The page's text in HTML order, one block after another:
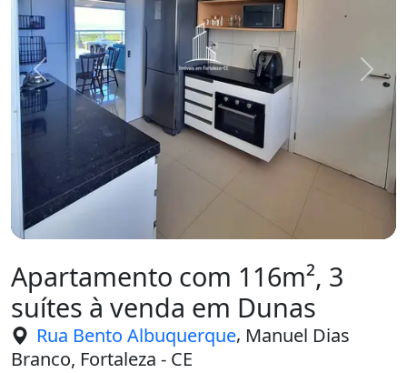
Voltar
Apartamento com 116m², 3
suítes à venda em Dunas
Rua Bento Albuquerque, Manuel Dias
Branco, Fortaleza - CE